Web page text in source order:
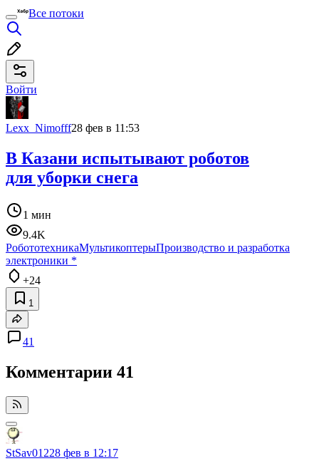
Все потоки
Войти
Lexx_Nimofff28 фев в 11:53
В Казани испытывают роботов
для уборки снега
1 мин
9.4K
РобототехникаМультикоптерыПроизводство и разработка
электроники *
+24
1
41
Комментарии 41
StSav01228 фев в 12:17